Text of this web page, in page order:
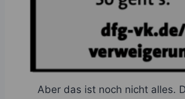
Aber das ist noch nicht alles.